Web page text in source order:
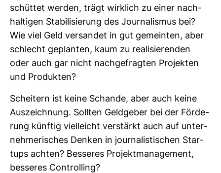
schüttet werden, trägt wirk­lich zu einer nach­
hal­tigen Sta­bi­li­sie­rung des Jour­na­lismus bei?
Wie viel Geld ver­sandet in gut gemeinten, aber
schlecht geplanten, kaum zu rea­li­sie­renden
oder auch gar nicht nach­ge­fragten Pro­jekten
und Pro­dukten?
Schei­tern ist keine Schande, aber auch keine
Aus­zeich­nung. Sollten Geld­geber bei der För­de­
rung künftig viel­leicht ver­stärkt auch auf unter­
neh­me­ri­sches Denken in jour­na­lis­ti­schen Star­
tups achten? Bes­seres Pro­jekt­ma­nage­ment,
bes­seres Con­trol­ling?